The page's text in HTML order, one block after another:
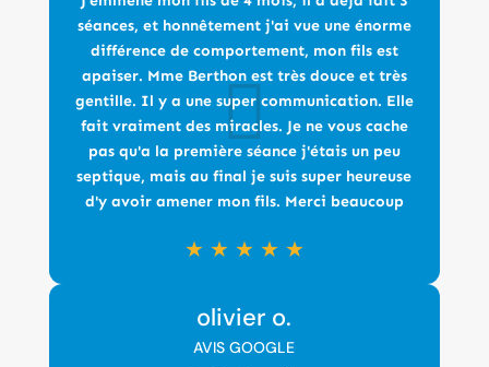
séances, et honnêtement j'ai vue une énorme
différence de comportement, mon fils est
apaiser. Mme Berthon est très douce et très
gentille. Il y a une super communication. Elle
fait vraiment des miracles. Je ne vous cache
pas qu'a la première séance j'étais un peu
septique, mais au final je suis super heureuse
d'y avoir amener mon fils. Merci beaucoup
★ ★ ★ ★ ★
olivier o.
AVIS GOOGLE